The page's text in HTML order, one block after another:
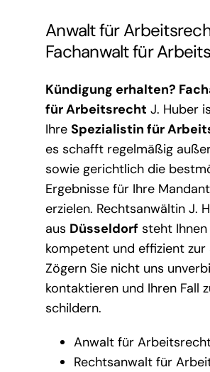
Anwalt für
Fachanwalt für
Kündigung erhalten?
für Arbeitsrecht J. Huber
Ihre Spezialistin für
es schafft regelmäßig
sowie gerichtlich die
Ergebnisse für Ihre
erzielen. Rechtsanwältin J.
aus Düsseldorf steht Ihnen
kompetent und effizient zur
Zögern Sie nicht uns
kontaktieren und Ihren Fall
schildern.
Anwalt für
Rechtsanwalt für